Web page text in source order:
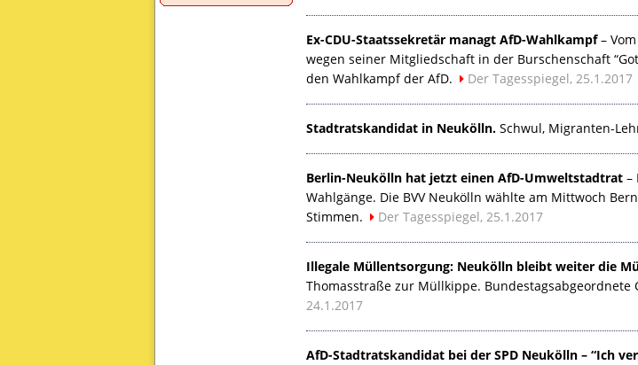
Ex-CDU-Staatssekretär managt AfD-Wahlkampf–
wegen seiner Mitgliedschaft in der Burschenschaft
den Wahlkampf der AfD.
Der Tagesspiegel, 25.1.2017
Stadtratskandidat in Neukölln.Schwul, Migranten-
Berlin-Neukölln hat jetzt einen AfD-Umweltstadtrat–
Wahlgänge. Die BVVNeukölln wählte am Mittwoch
Stimmen.
Der Tagesspiegel, 25.1.2017
Illegale Müllentsorgung: Neukölln bleibt weiter die
Thomasstraße zur Müllkippe. Bundestagsabgeordnete
24.1.2017
AfD-Stadtratskandidat bei der SPDNeukölln – “Ich